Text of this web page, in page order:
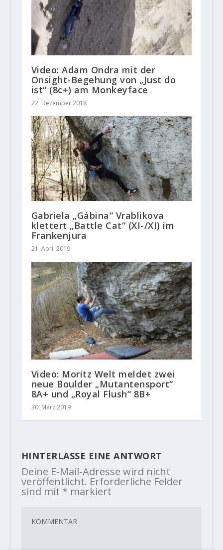
Video: Adam Ondra mit der
Onsight-Begehung von „Just do
ist“ (8c+) am Monkeyface
22. Dezember 2018
Gabriela „Gábina“ Vrablikova
klettert „Battle Cat“ (XI-/XI) im
Frankenjura
21. April 2019
Video: Moritz Welt meldet zwei
neue Boulder „Mutantensport“
8A+ und „Royal Flush“ 8B+
30. März 2019
HINTERLASSE EINE ANTWORT
Deine E-Mail-Adresse wird nicht
veröffentlicht. Erforderliche Felder
sind mit * markiert